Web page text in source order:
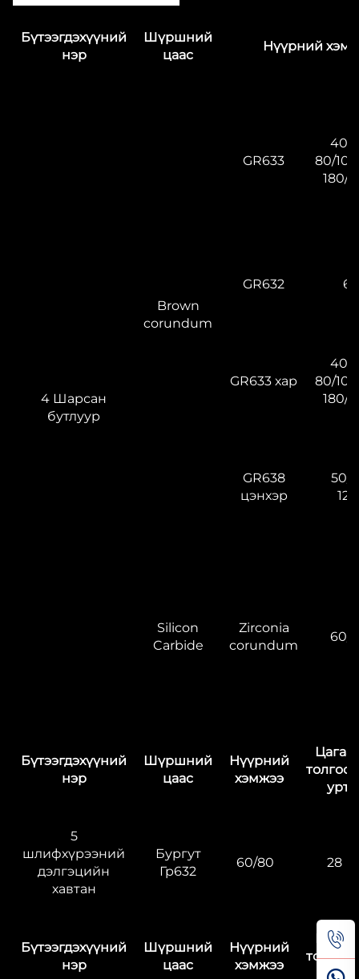
Бүтээгдэхүүний
нэр
Шүршний
цаас
Нүүрний
4 Шарсан
бутлуур
Brown
corundum
GR633
40/
80/
180/
GR632
GR633 хар
40/
80/
180/
GR638
цэнхэр
50/
Silicon
Carbide
Zirconia
corundum
60/
Бүтээгдэхүүний
нэр
Шүршний
цаас
Нүүрний
хэмжээ
урт
5
шлифхүрээний
дэлгэцийн
хавтан
Бургут
Гр632
60/80 28
Бүтээгдэхүүний
нэр
Шүршний
цаас
Нүүрний
хэмжээ
урт